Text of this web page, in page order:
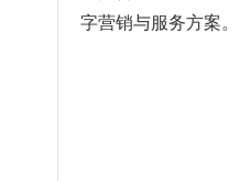
字营销与服务方案。